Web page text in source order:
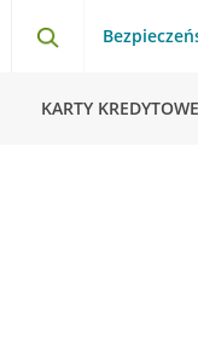
KARTY KREDYTOWE